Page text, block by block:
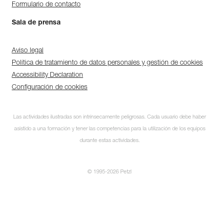
Formulario de contacto
Sala de prensa
Aviso legal
Política de tratamiento de datos personales y gestión de cookies
Accessibility Declaration
Configuración de cookies
Las actividades ilustradas son intrínsecamente peligrosas. Cada usuario debe haber
asistido a una formación y tener las competencias para la utilización de los equipos
durante estas actividades.
© 1995-2026 Petzl